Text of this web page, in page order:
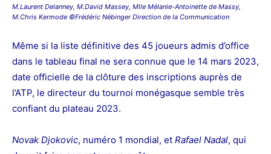
M.Laurent Delanney, M.David Massey, Mlle Mélanie-Antoinette de Massy,
M.Chris Kermode ©Frédéric Nébinger Direction de la Communication
Même si la liste définitive des 45 joueurs admis d’office
dans le tableau final ne sera connue que le 14 mars 2023,
date officielle de la clôture des inscriptions auprès de
l’ATP, le directeur du tournoi monégasque semble très
confiant du plateau 2023.
Novak Djokovic, numéro 1 mondial, et Rafael Nadal, qui